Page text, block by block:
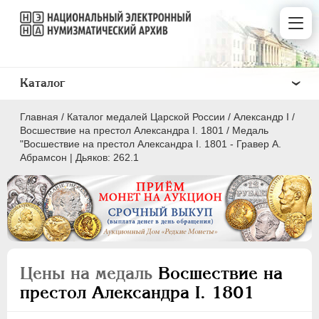
Главная / Каталог медалей Царской России / Александр I /
Восшествие на престол Александра I. 1801 / Медаль
"Восшествие на престол Александра I. 1801 - Гравер А.
Абрамсон | Дьяков: 262.1
Цены на медаль Восшествие на
престол Александра I. 1801
Каталог
ВСЕ
ПEТР I 1699-1725
ПЕТР II
АННА ИОАННОВНА 1730-1740
ИОАНН АНТОНОВИЧ
1740-1741